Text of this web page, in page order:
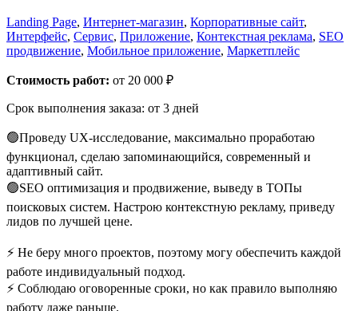
Landing Page, Интернет-магазин, Корпоративные сайт,
Интерфейс, Сервис, Приложение, Контекстная реклама, SEO
продвижение, Мобильное приложение, Маркетплейс
Стоимость работ: от 20 000 ₽
Срок выполнения заказа: от 3 дней
🟢Проведу UX-исследование, максимально проработаю
функционал, сделаю запоминающийся, современный и
адаптивный сайт.
🟢SEO оптимизация и продвижение, выведу в ТОПы
поисковых систем. Настрою контекстную рекламу, приведу
лидов по лучшей цене.
⚡ Не беру много проектов, поэтому могу обеспечить каждой
работе индивидуальный подход.
⚡ Соблюдаю оговоренные сроки, но как правило выполняю
работу даже раньше.